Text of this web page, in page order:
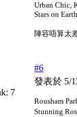
Urban Chic,
Stars on
陣容唔算太
#6
發表於 5/
Rousham
Stunning